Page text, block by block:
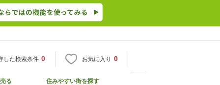
した検索条件 0 お気に入り 0
売る 住みやすい街を探す